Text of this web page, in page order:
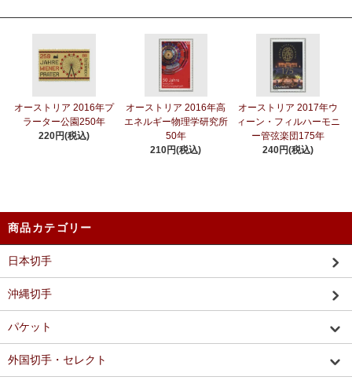
オーストリア 2016年プ
ラーター公園250年
220円(税込)
オーストリア 2016年高
エネルギー物理学研究所
50年
210円(税込)
オーストリア 2017年ウ
ィーン・フィルハーモニ
ー管弦楽団175年
240円(税込)
商品カテゴリー
日本切手
沖縄切手
パケット
外国切手・セレクト